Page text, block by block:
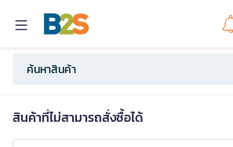
สินค้าที่ไม่สามารถสั่งซื้อได้